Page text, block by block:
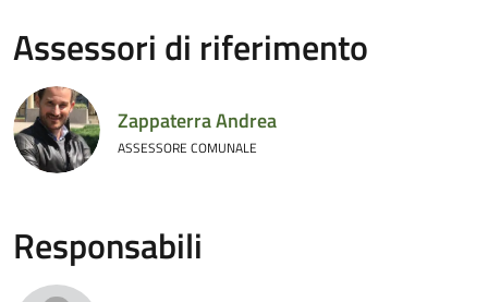
Assessori di riferimento
Zappaterra Andrea
ASSESSORE COMUNALE
Responsabili